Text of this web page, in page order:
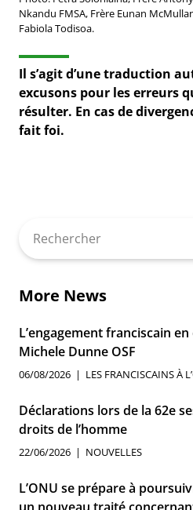
Nkandu FMSA, Frère Eunan
Fabiola Todisoa.
Il s’agit d’une traduction
excusons pour les erreurs
résulter. En cas de
fait foi.
for:
More News
L’engagement franciscain
Michele Dunne OSF
06/08/2026 LES FRANCISCAINS À
Déclarations lors de la 62e
droits de l’homme
22/06/2026 NOUVELLES
L’ONU se prépare à